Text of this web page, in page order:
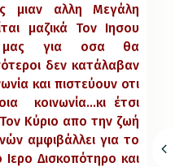
μιαν αλλη Μεγάλη
μαζικά Τον Ιησου
μας για οσα θα
δεν κατάλαβαν
και πιστεύουν οτι
κοινωνία…κι έτσι
Κύριο απο την ζωή
αμφιβάλλει για το
Δισκοπότηρο και